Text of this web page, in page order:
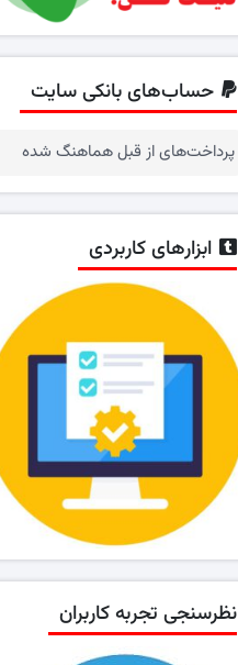
حساب‌های بانکی سایت
پرداخت‌های از قبل هماهنگ شده
ابزارهای کاربردی
نظرسنجی تجربه کاربران